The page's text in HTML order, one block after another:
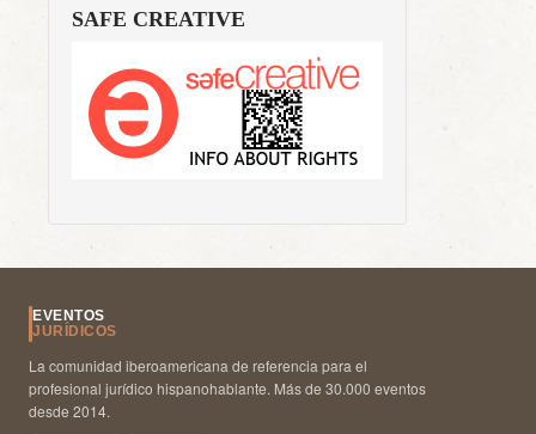
SAFE CREATIVE
EVENTOS
JURÍDICOS
La comunidad iberoamericana de referencia para el
profesional jurídico hispanohablante. Más de 30.000 eventos
desde 2014.